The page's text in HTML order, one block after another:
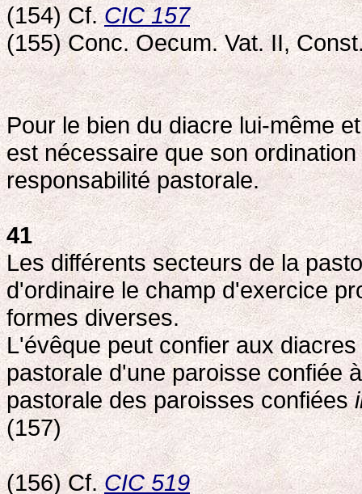
(154) Cf.CIC 157
(155) Conc. Oecum. Vat. II,
Pour le bien du diacre lui-même
est nécessaire que son
responsabilité pastorale.
41
Les différents secteurs de la
d'ordinaire le champ d'exercice
formes diverses.
L'évêque peut confier aux
pastorale d'une paroisse confiée
pastorale des paroisses confiées
(157)
(156) Cf.CIC 519